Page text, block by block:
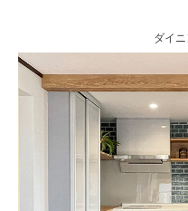
ダイ